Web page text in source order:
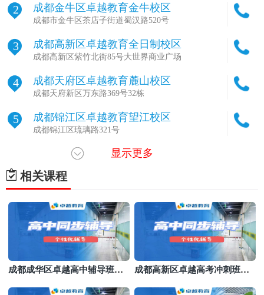
2 成都金牛区卓越教育金牛校区
成都市金牛区茶店子街道蜀汉路520号
3 成都高新区卓越教育全日制校区
成都高新区紫竹北街85号大世界商业广场
4 成都天府区卓越教育麓山校区
成都天府新区万东路369号32栋
5 成都锦江区卓越教育望江校区
成都锦江区琉璃路321号
成都锦江区卓越教育橡树林校区
7 成都高新区卓越教育紫荆校区
成都高新区紫竹北街85号大世界商业广场
成都成华区卓越教育乐学教育校区
成都成华区建和路81号
显示更多
相关课程
成都成华区卓越高中辅导班机
成都高新区卓越高考冲刺班封